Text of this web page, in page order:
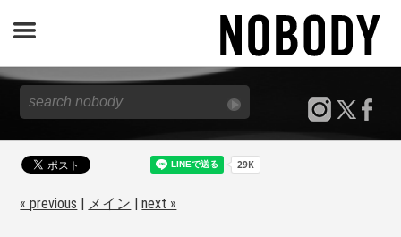
JOURNAL
SPECIAL
REPORT
« previous メイン |next »